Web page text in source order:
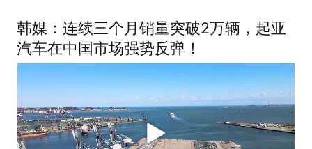
韩媒：连续三个月销量突破2万辆，起亚
汽车在中国市场强势反弹！